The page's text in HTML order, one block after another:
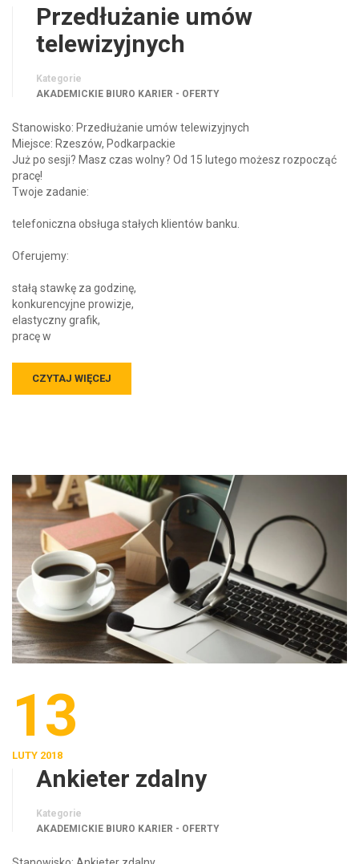
Przedłużanie umów
telewizyjnych
Kategorie
AKADEMICKIE BIURO KARIER - OFERTY
Stanowisko: Przedłużanie umów telewizyjnych
Miejsce: Rzeszów, Podkarpackie
Już po sesji? Masz czas wolny? Od 15 lutego możesz rozpocząć
pracę!
Twoje zadanie:
telefoniczna obsługa stałych klientów banku.
Oferujemy:
stałą stawkę za godzinę,
konkurencyjne prowizje,
elastyczny grafik,
pracę w
CZYTAJ WIĘCEJ
13
LUTY 2018
Ankieter zdalny
Kategorie
AKADEMICKIE BIURO KARIER - OFERTY